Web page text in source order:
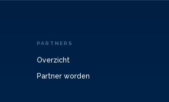
PARTNERS
Overzicht
Partner worden